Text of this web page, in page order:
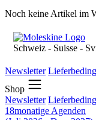
Noch keine Artikel im
Schweiz - Suisse -
Newsletter
Shop
Newsletter
18monatige Agenden